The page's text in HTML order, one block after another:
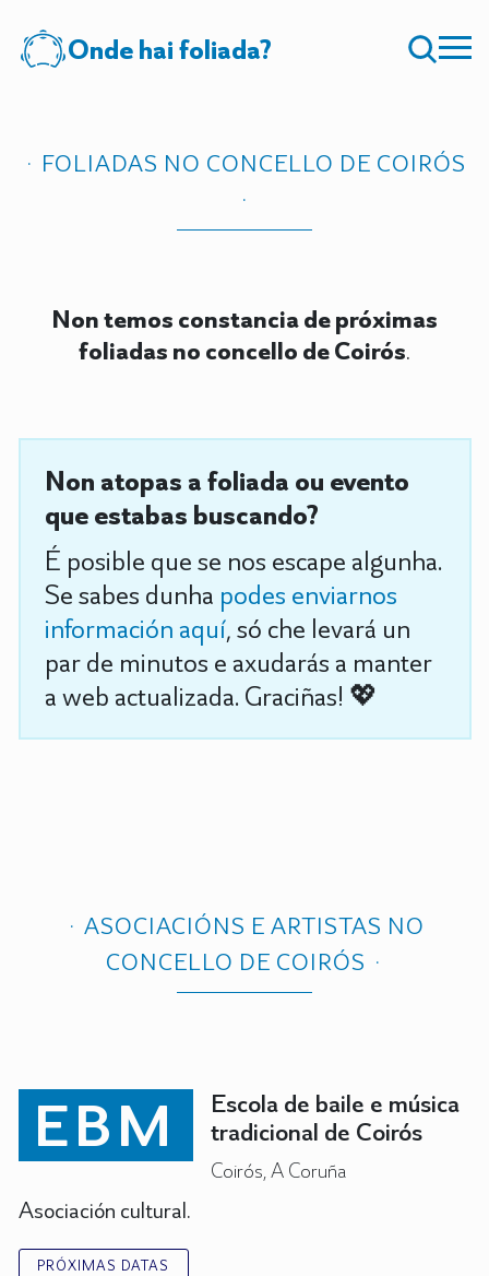
Onde hai foliada?
FOLIADAS NO CONCELLO DE COIRÓS
Non temos constancia de próximas
foliadas no concello de Coirós.
Non atopas a foliada ou evento
que estabas buscando?
É posible que se nos escape algunha.
Se sabes dunha podes enviarnos
información aquí, só che levará un
par de minutos e axudarás a manter
a web actualizada. Graciñas! 💖
ASOCIACIÓNS E ARTISTAS NO
CONCELLO DE COIRÓS
EBM
Escola de baile e música
tradicional de Coirós
Coirós, A Coruña
Asociación cultural.
PRÓXIMAS DATAS